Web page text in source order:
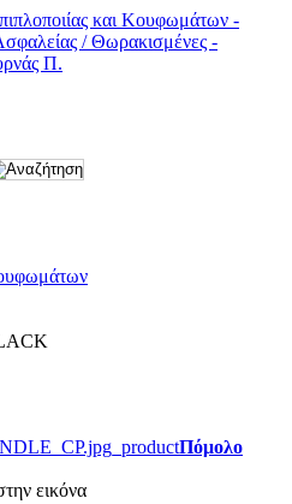
Πόμολο
εικόνα